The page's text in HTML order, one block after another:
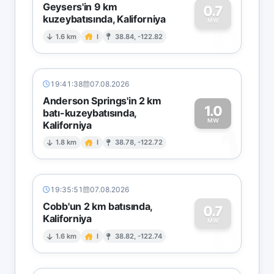
Geysers'in 9 km
kuzeybatısında, Kaliforniya
1.6 km I 38.84, -122.82
0.7
MW
0
19:41:38 07.08.2026
Anderson Springs'in 2 km
batı-kuzeybatısında,
Kaliforniya
1.8 km I 38.78, -122.72
1.0
MW
1
19:35:51 07.08.2026
Cobb'un 2 km batısında,
Kaliforniya
1.6 km I 38.82, -122.74
0.7
MW
0